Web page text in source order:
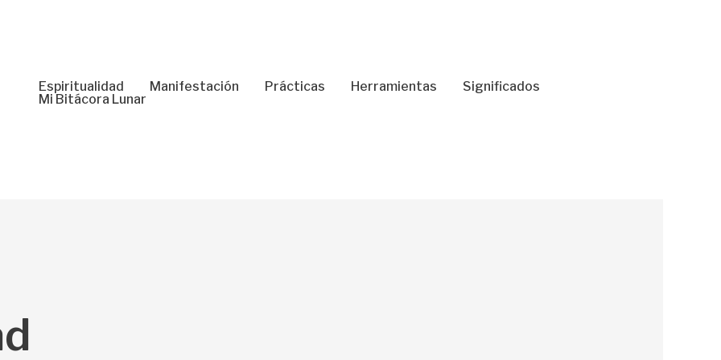
Espiritualidad Manifestación Prácticas Herramientas
Significados
Mi Bitácora Lunar